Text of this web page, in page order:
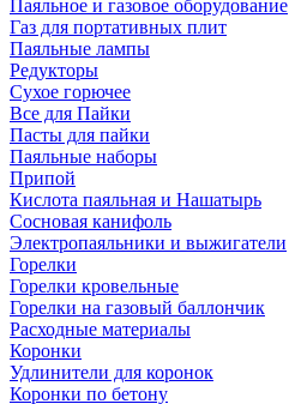
Паяльное и газовое оборудование
Газ для портативных плит
Паяльные лампы
Редукторы
Сухое горючее
Все для Пайки
Пасты для пайки
Паяльные наборы
Припой
Кислота паяльная и Нашатырь
Сосновая канифоль
Электропаяльники и выжигатели
Горелки
Горелки кровельные
Горелки на газовый баллончик
Расходные материалы
Коронки
Удлинители для коронок
Коронки по бетону